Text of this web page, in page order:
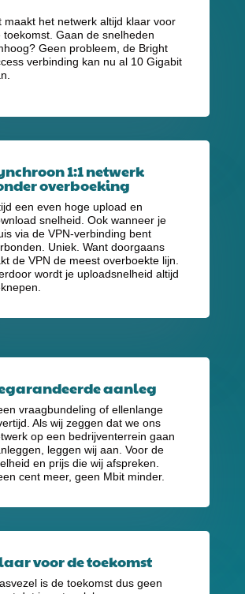
maakt het netwerk altijd klaar voor
toekomst. Gaan de snelheden
Geen probleem, de Bright
verbinding kan nu al 10 Gigabit
1:1 netwerk
overboeking
een even hoge upload en
snelheid. Ook wanneer je
via de VPN-verbinding bent
Uniek. Want doorgaans
de VPN de meest overboekte lijn.
wordt je uploadsnelheid altijd
aanleg
vraagbundeling of ellenlange
Als wij zeggen dat we ons
op een bedrijventerrein gaan
leggen wij aan. Voor de
en prijs die wij afspreken.
cent meer, geen Mbit minder.
voor de toekomst
is de toekomst dus geen